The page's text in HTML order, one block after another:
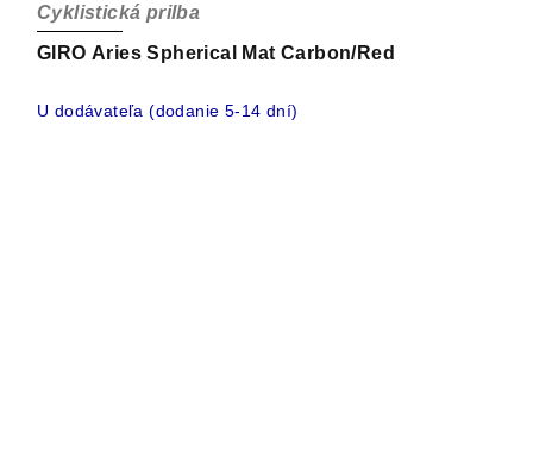
GIRO Aries Spherical Mat Carbon/Red
Cyklistická prilba
U dodávateľa (dodanie 5-14 dní)